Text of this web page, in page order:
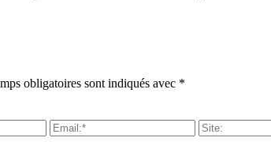
obligatoires sont indiqués avec *